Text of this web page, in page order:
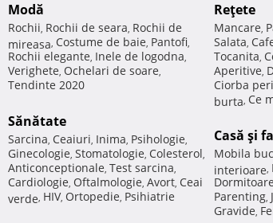
Modă
Rochii, Rochii de seara, Rochii de
mireasa, Costume de baie, Pantofi,
Rochii elegante, Inele de logodna,
Verighete, Ochelari de soare,
Tendinte 2020
Sănătate
Sarcina, Ceaiuri, Inima, Psihologie,
Ginecologie, Stomatologie, Colesterol,
Anticonceptionale, Test sarcina,
Cardiologie, Oftalmologie, Avort, Ceai
verde, HIV, Ortopedie, Psihiatrie
Reţete
Mancare,
Salata,
Tocanita,
Aperitive,
Ciorba
burta, Ce
Casă şi
Mobila
interioare,
Dormitoare
Parenting,
Gravide,